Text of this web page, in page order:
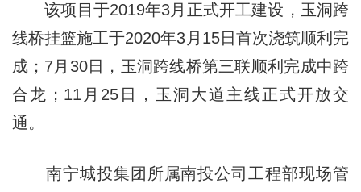
该项目于2019年3月正式开工建设，玉洞跨
线桥挂篮施工于2020年3月15日首次浇筑顺利完
成；7月30日，玉洞跨线桥第三联顺利完成中跨
合龙；11月25日，玉洞大道主线正式开放交
通。
南宁城投集团所属南投公司工程部现场管